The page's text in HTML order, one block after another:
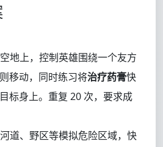
地上，控制英雄围绕一个友方
移动，同时练习将治疗药膏快
标身上。重复 20 次，要求成
道、野区等模拟危险区域，快